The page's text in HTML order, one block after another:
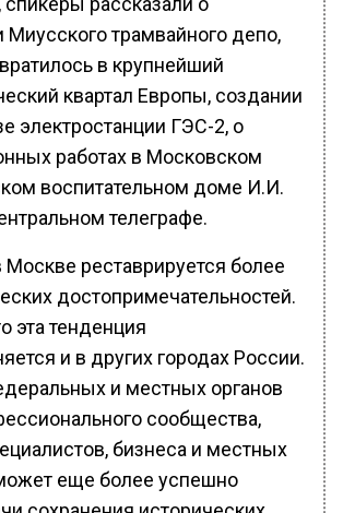
Миусского трамвайного депо,
в крупнейший
квартал Европы, создании
электростанции ГЭС-2, о
работах в Московском
воспитательном доме И.И.
телеграфе.
Москве реставрируется более
достопримечательностей.
эта тенденция
и в других городах России.
и местных органов
сообщества,
бизнеса и местных
еще более успешно